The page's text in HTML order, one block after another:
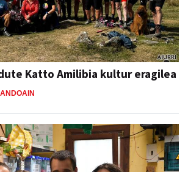
Katto Amilibia kultur eragilea
ANDOAIN